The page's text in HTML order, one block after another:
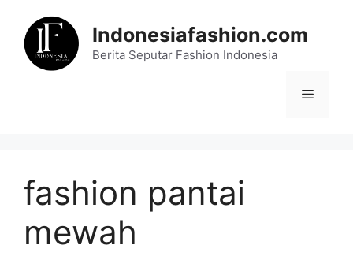
content
Indonesiafashion.com
Berita Seputar Fashion Indonesia
Menu
fashion pantai
mewah